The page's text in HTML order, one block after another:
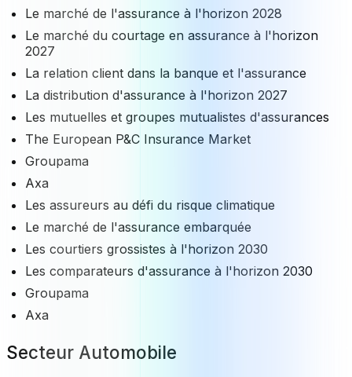
Le marché de l'assurance à l'horizon 2028
Le marché du courtage en assurance à l'horizon
2027
La relation client dans la banque et l'assurance
La distribution d'assurance à l'horizon 2027
Les mutuelles et groupes mutualistes d'assurances
The European P&C Insurance Market
Groupama
Axa
Les assureurs au défi du risque climatique
Le marché de l'assurance embarquée
Les courtiers grossistes à l'horizon 2030
Les comparateurs d'assurance à l'horizon 2030
Groupama
Axa
Secteur Automobile